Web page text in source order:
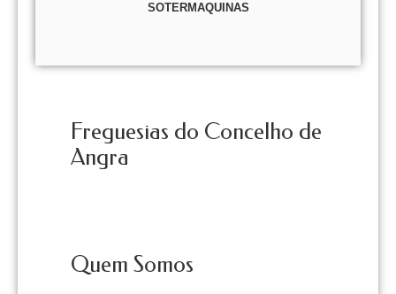
SOTERMAQUINAS
Freguesias do Concelho de
Angra
Quem Somos